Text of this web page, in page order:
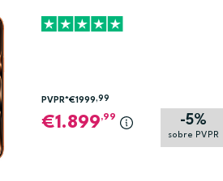
-5%
sobre PVPR
PVPR*€1999,99
1.899,99